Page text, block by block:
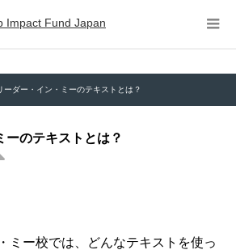
Impact Fund Japan
ーダー・イン・ミーのテキストとは？
ーのテキストとは？
ミー校では、どんなテキストを使っ